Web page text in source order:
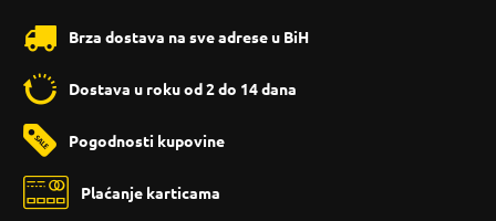
Brza dostava na sve adrese u BiH
Dostava u roku od 2 do 14 dana
Pogodnosti kupovine
Plaćanje karticama